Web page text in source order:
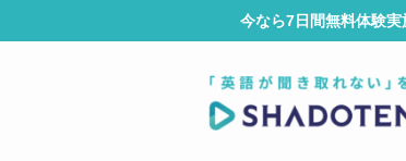
今なら7日間無料体験実